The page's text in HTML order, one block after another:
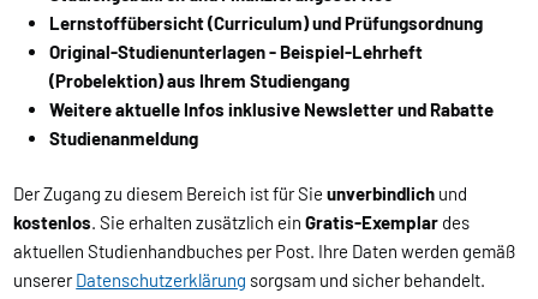
Lernstoffübersicht (Curriculum) und Prüfungsordnung
Original-Studienunterlagen - Beispiel-Lehrheft
(Probelektion) aus Ihrem Studiengang
Weitere aktuelle Infos inklusive Newsletter und Rabatte
Studienanmeldung
Der Zugang zu diesem Bereich ist für Sieunverbindlich und
kostenlos. Sie erhalten zusätzlich einGratis-Exemplar des
aktuellen Studienhandbuches per Post. Ihre Daten werden gemäß
unsererDatenschutzerklärung sorgsam und sicher behandelt.